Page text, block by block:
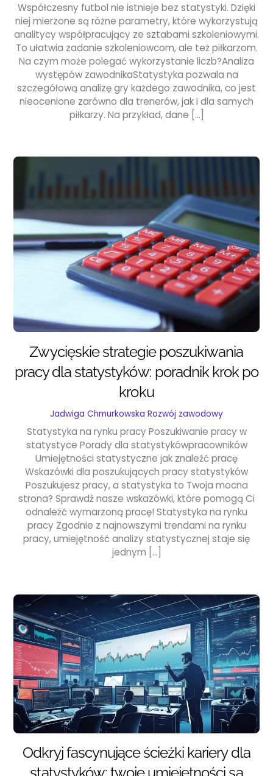
Współczesny futbol nie istnieje bez statystyki. Dzięki
niej mierzone są różne parametry, które wykorzystują
analitycy współpracujący ze sztabami szkoleniowymi.
To ułatwia zadanie szkoleniowcom, ale też piłkarzom.
Na czym może polegać wykorzystanie liczb?Analiza
występów zawodnikaStatystyka pozwala na
szczegółową analizę gry każdego zawodnika, co jest
nieocenione zarówno dla trenerów, jak i dla samych
piłkarzy. Na przykład, dane […]
Zwycięskie strategie poszukiwania
pracy dla statystyków: poradnik krok po
kroku
Jadwiga Chmurkowska Rozwój zawodowy
Statystyka na rynku pracy Poszukiwanie pracy w
statystyce Porady dla statystykówpracowników
Umiejętności statystyczne jak znaleźć pracę
Wskazówki dla poszukujących pracy statystyków
Poszukujesz pracy, a statystyka to Twoja mocna
strona? Sprawdź nasze wskazówki, które pomogą Ci
odnaleźć wymarzoną pracę! Statystyka na rynku
pracy Zgodnie z najnowszymi trendami na rynku
pracy, umiejętność analizy statystycznej staje się
jednym […]
Odkryj fascynujące ścieżki kariery dla